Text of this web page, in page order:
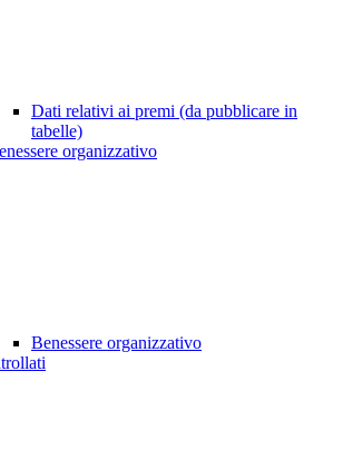
Dati relativi ai premi (da pubblicare in
tabelle)
organizzativo
Benessere organizzativo